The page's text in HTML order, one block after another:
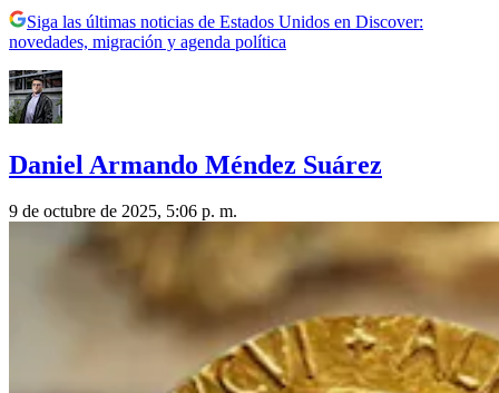
Siga las últimas noticias de Estados Unidos en Discover:
novedades, migración y agenda política
Daniel Armando Méndez Suárez
9 de octubre de 2025, 5:06 p. m.